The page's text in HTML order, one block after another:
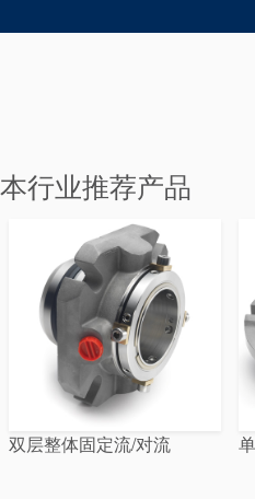
密封辅
认证和标准
联系我们
本行业推荐产品
双层整体固定流/对流